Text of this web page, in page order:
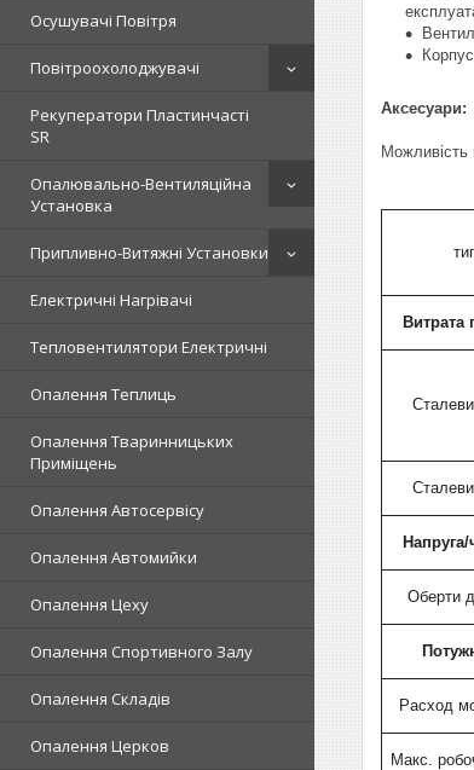
Осушувачі Повітря
Повітроохолоджувачі
Рекуператори Пластинчасті
SR
Опалювально-Вентиляційна
Установка
Припливно-Витяжні Установки
Електричні Нагрівачі
Тепловентилятори Електричні
Опалення Теплиць
Опалення Тваринницьких
Приміщень
Опалення Автосервісу
Опалення Автомийки
Опалення Цеху
Опалення Спортивного Залу
Опалення Складів
Опалення Церков
Аксесуари:
Можливість
Витрата
Напруга/
Оберти
Расход
Макс.